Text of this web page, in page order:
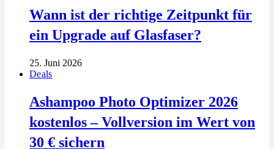
Wann ist der richtige Zeitpunkt für
ein Upgrade auf Glasfaser?
25. Juni 2026
Deals
Ashampoo Photo Optimizer 2026
kostenlos – Vollversion im Wert von
30 € sichern